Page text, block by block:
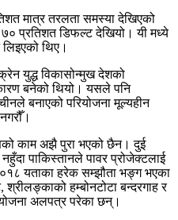
मात्र तरलता समस्या देखिएको
प्रतिशत डिफल्ट देखियो। यी मध्ये
थिए।
युद्ध विकासोन्मुख देशको
बनेको थियो। यसले पनि
बनाएको परियोजना मूल्यहीन
काम अझै पुरा भएको छैन। दुई
पाकिस्तानले पावर प्रोजेक्टलाई
यताका हरेक सम्झौता भङ्ग भएका
श्रीलङ्काको हम्बोनटोटा बन्दरगाह र
अलपत्र परेका छन्।